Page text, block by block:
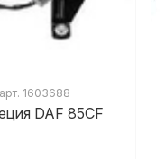
арт. 1603688
DAF 85CF